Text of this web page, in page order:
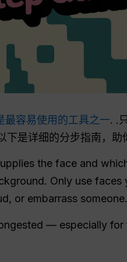
最容易使用的工具之一. .
是详细的分步指南，助
the face and
Only use faces
or embarrass someone.
— especially for